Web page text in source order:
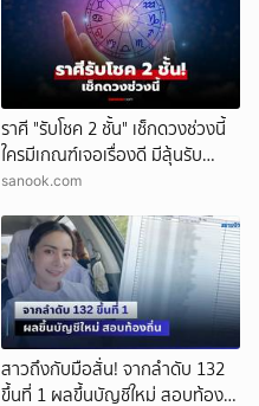
ราศี "รับโชค 2 ชั้น" เช็กดวงช่วงนี้
ใครมีเกณฑ์เจอเรื่องดี มีลุ้นรับ
ความปัง
sanook.com
สาวถึงกับมือสั่น! จากลำดับ 132
ขึ้นที่ 1 ผลขึ้นบัญชีใหม่ สอบท้อง